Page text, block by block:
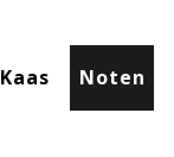
Kaas Noten